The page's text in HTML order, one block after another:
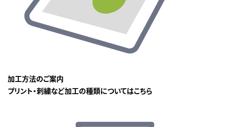
加工方法のご案内
プリント・刺繍など加工の種類についてはこちら